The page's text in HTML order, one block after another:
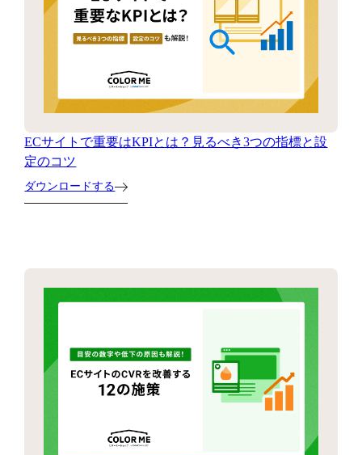
ECサイトで重要はKPIとは？見るべき3つの指標と設
定のコツ
ダウンロードする